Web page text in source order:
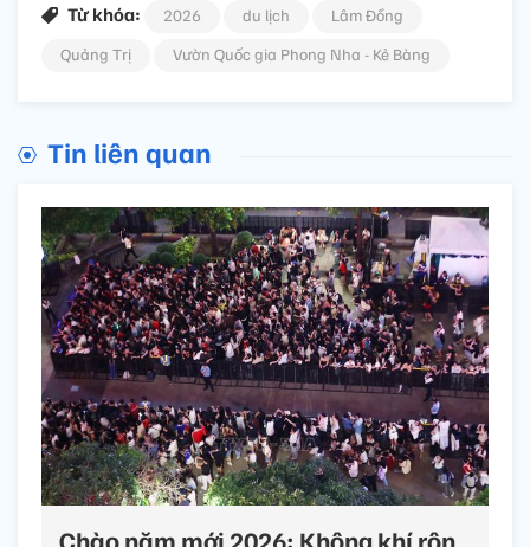
Từ khóa: 2026 du lịch
Lâm Đồng
Quảng Trị
Vườn Quốc gia Phong Nha - Kẻ Bàng
Tin liên quan
Chào năm mới 2026: Không khí rộn